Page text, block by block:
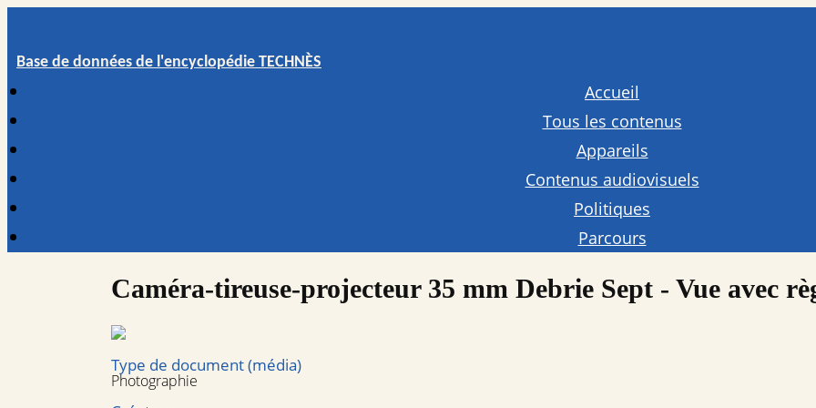
Base de données de l'encyclopédie TECHNÈS
Accueil
Tous les contenus
Appareils
Contenus audiovisuels
Politiques
Parcours
Caméra-tireuse-projecteur 35 mm Debrie Sept - Vue avec
Type de document (média)
Photographie